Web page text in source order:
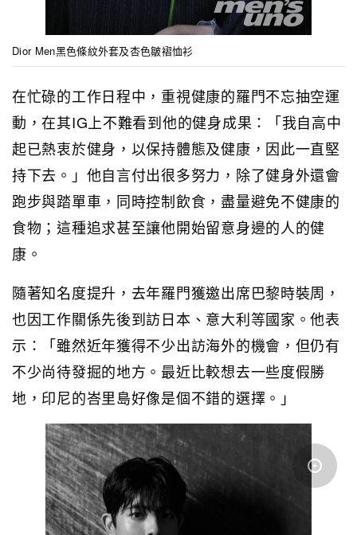
Dior Men黑色條紋外套及杏色皺褶恤衫
在忙碌的工作日程中，重視健康的羅門不忘抽空運
動，在其IG上不難看到他的健身成果：「我自高中
起已熱衷於健身，以保持體態及健康，因此一直堅
持下去。」他自言付出很多努力，除了健身外還會
跑步與踏單車，同時控制飲食，盡量避免不健康的
食物；這種追求甚至讓他開始留意身邊的人的健
康。
隨著知名度提升，去年羅門獲邀出席巴黎時裝周，
也因工作關係先後到訪日本、意大利等國家。他表
示：「雖然近年獲得不少出訪海外的機會，但仍有
不少尚待發掘的地方。最近比較想去一些度假勝
地，印尼的峇里島好像是個不錯的選擇。」